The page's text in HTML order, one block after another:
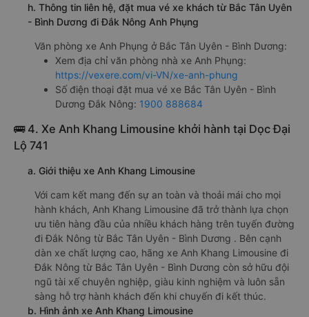
h. Thông tin liên hệ, đặt mua vé xe khách từ Bắc Tân Uyên
- Bình Dương đi Đắk Nông Anh Phụng
Văn phòng xe Anh Phụng ở Bắc Tân Uyên - Bình Dương:
Xem địa chỉ văn phòng nhà xe Anh Phụng:
https://vexere.com/vi-VN/xe-anh-phung
Số điện thoại đặt mua vé xe Bắc Tân Uyên - Bình
Dương Đắk Nông: 1900 888684
🚌 4. Xe Anh Khang Limousine khởi hành tại Dọc Đại
Lộ 741
a. Giới thiệu xe Anh Khang Limousine
Với cam kết mang đến sự an toàn và thoải mái cho mọi
hành khách, Anh Khang Limousine đã trở thành lựa chọn
ưu tiên hàng đầu của nhiều khách hàng trên tuyến đường
đi Đắk Nông từ Bắc Tân Uyên - Bình Dương . Bên cạnh
dàn xe chất lượng cao, hãng xe Anh Khang Limousine đi
Đắk Nông từ Bắc Tân Uyên - Bình Dương còn sở hữu đội
ngũ tài xế chuyên nghiệp, giàu kinh nghiệm và luôn sẵn
sàng hỗ trợ hành khách đến khi chuyến đi kết thúc.
b. Hình ảnh xe Anh Khang Limousine